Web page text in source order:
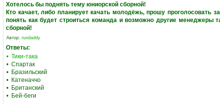
Хотелось бы поднять тему юниорской сборной!
Кто качает, либо планирует качать молодёжь, прошу проголосовать
понять как будет строиться команда и возможно другие менеджеры
сборной!
Автор: rundaddy
Ответы:
• Тики-така
• Спартак
• Бразильский
• Катеначчо
• Британский
• Бей-беги